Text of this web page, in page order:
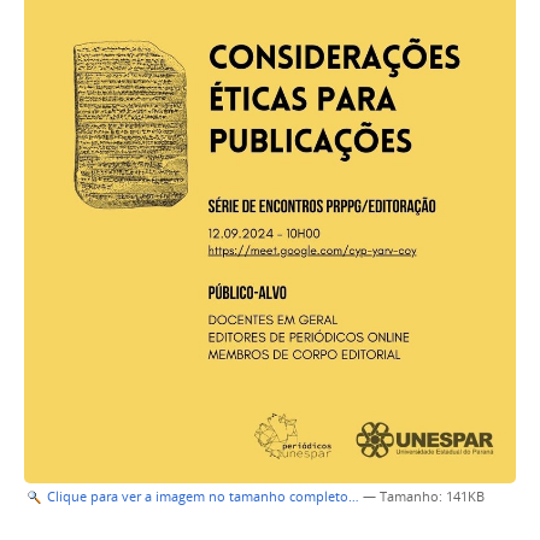
Clique para ver a imagem no tamanho completo… — Tamanho: 141KB